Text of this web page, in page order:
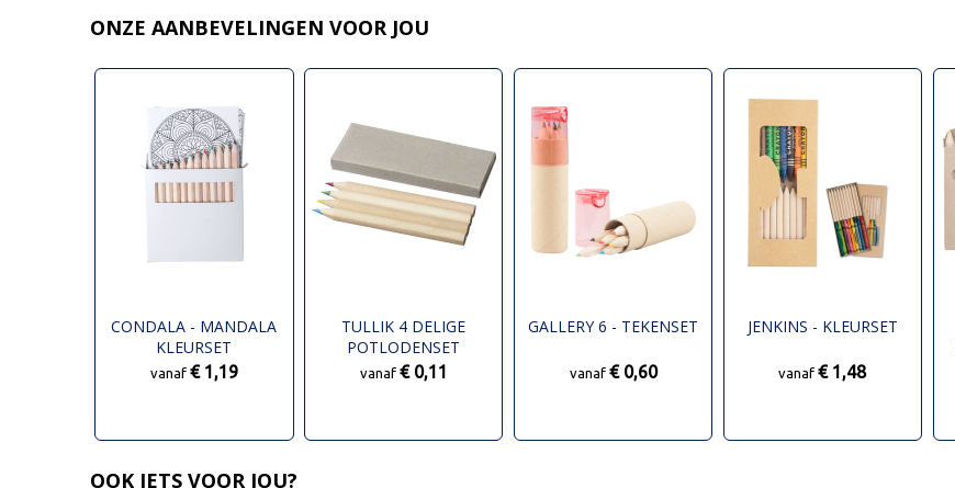
ONZE AANBEVELINGEN VOOR JOU
CONDALA - MANDALA
KLEURSET
vanaf € 1,19
TULLIK 4 DELIGE
POTLODENSET
vanaf € 0,11
GALLERY 6 - TEKENSET
vanaf € 0,60
JENKINS - KLEURSET
vanaf€ 1,48
OOK IETS VOOR JOU?